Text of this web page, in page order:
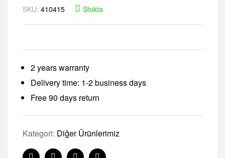
SKU: 410415 Stokta
2 years warranty
Delivery time: 1-2 business days
Free 90 days return
Kategori: Diğer Ürünlerimiz